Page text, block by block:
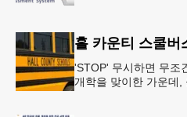
홀 카운티 스쿨버
'STOP' 무시하면 무조
개학을 맞이한 가운데,